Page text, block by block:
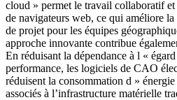
cloud » permet le travail collaboratif et
de navigateurs web, ce qui améliore
de projet pour les équipes
approche innovante contribue
En réduisant la dépendance à l «
performance, les logiciels de CAO
réduisent la consommation d »
associés à l’infrastructure matérielle